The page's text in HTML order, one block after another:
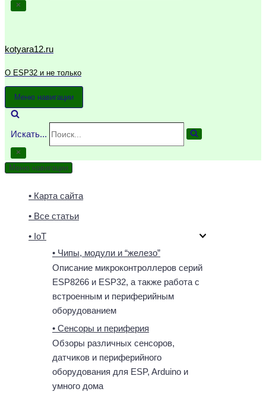
kotyara12.ru
О ESP32 и не только
Меню навигации
Искать...
Меню навигации
• Карта сайта
• Все статьи
• IoT
• Чипы, модули и “железо”
Описание микроконтроллеров серий
ESP8266 и ESP32, а также работа с
встроенным и периферийным
оборудованием
• Сенсоры и периферия
Обзоры различных сенсоров,
датчиков и периферийного
оборудования для ESP, Arduino и
умного дома